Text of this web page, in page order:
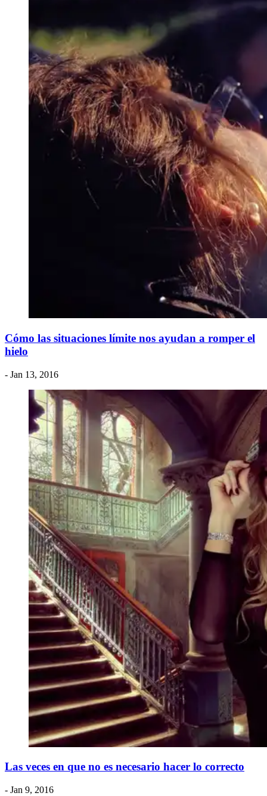
Cómo las situaciones límite nos ayudan a romper el
hielo
- Jan 13, 2016
Las veces en que no es necesario hacer lo correcto
- Jan 9, 2016